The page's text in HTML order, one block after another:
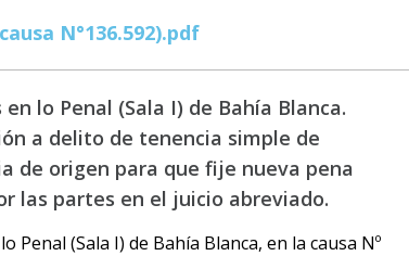
N°136.592).pdf
lo Penal (Sala I) de Bahía Blanca.
a delito de tenencia simple de
de origen para que fije nueva pena
las partes en el juicio abreviado.
Penal (Sala I) de Bahía Blanca, en la causa Nº